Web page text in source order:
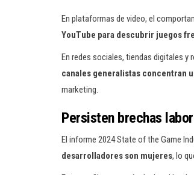
En plataformas de video, el
YouTube para descubrir juegos
En redes sociales, tiendas digitales y
canales generalistas concentran
marketing.
Persisten brechas
El informe 2024 State of the Game
desarrolladores son mujeres, lo